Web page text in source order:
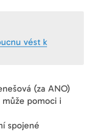
vést k
(za ANO)
pomoci i
spojené